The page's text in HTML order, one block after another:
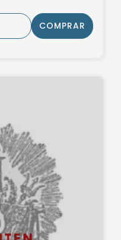
COMPRAR